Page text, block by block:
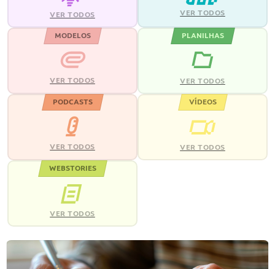
VER TODOS VER TODOS
MODELOS
VER TODOS
PLANILHAS
VER TODOS
PODCASTS
VER TODOS
VÍDEOS
VER TODOS
WEBSTORIES
VER TODOS